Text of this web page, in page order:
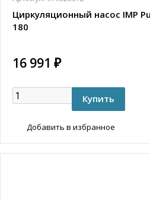
Циркуляционный насос IMP
180
16 991 ₽
Добавить в избранное